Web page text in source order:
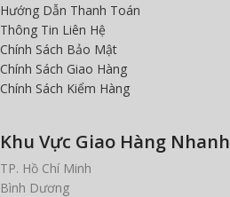
Hướng Dẫn Thanh Toán
Thông Tin Liên Hệ
Chính Sách Bảo Mật
Chính Sách Giao Hàng
Chính Sách Kiểm Hàng
Khu Vực Giao Hàng Nhanh
TP. Hồ Chí Minh
Bình Dương